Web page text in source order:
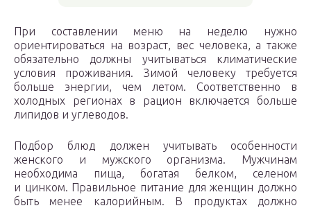
При составлении меню на неделю нужно
ориентироваться на возраст, вес человека, а также
обязательно должны учитываться климатические
условия проживания. Зимой человеку требуется
больше энергии, чем летом. Соответственно в
холодных регионах в рацион включается больше
липидов и углеводов.
Подбор блюд должен учитывать особенности
женского и мужского организма. Мужчинам
необходима пища, богатая белком, селеном
и цинком. Правильное питание для женщин должно
быть менее калорийным. В продуктах должно